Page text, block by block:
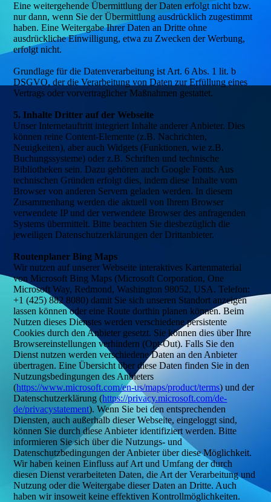
Eine weitergehende Übermittlung der Daten erfolgt nicht bzw.
nur dann, wenn Sie der Übermittlung ausdrücklich zugestimmt
haben. Eine Weitergabe Ihrer Daten an Dritte ohne
ausdrückliche Einwilligung, etwa zu Zwecken der Werbung,
erfolgt nicht.
Grundlage für die Datenverarbeitung ist Art. 6 Abs. 1 lit. b
DSGVO, der die Verarbeitung von Daten zur Erfüllung eines
Vertrags oder vorvertraglicher Maßnahmen gestattet.
5. Inhalte Dritter auf der Webseite
Unser Internetauftritt integriert Inhalte anderer Anbieter. Dies
können reine Content-Elemente (z.B. Nachrichten,
Neuigkeiten), aber auch Widgets (Funktionen, wie z.B.
Buchungssysteme) oder z.B. Schriften und technische
Bibliotheken sein. Dazu gehören auch Google Fonts. Aus
technischen Gründen erfolgt dies, indem diese Inhalte vom
Browser von anderen Servern geladen werden. In diesem
Zusammenhang werden die aktuell von Ihrem Browser
verwendete IP und der verwendete Browser des anfragenden
Systems übermittelt. Bitte beachten Sie diesbezüglich die
jeweiligen Datenschutzerklärungen der Drittanbieter.
Routenplaner Bing Maps
Wir nutzen auf unserer Webseite interaktives Kartenmaterial
von Microsoft Bing Maps (Microsoft Corporation, One
Microsoft Way, Redmond, Washington 98052, USA. Telefon:
+1 (425) 882 8080) damit Sie sich unseren Standort anzeigen
lassen können oder eine Route dorthin planen können. Beim
Nutzen dieses Dienstes werden verschiedene persistente
Cookies durch den Anbieter gesetzt. Sie können dies über Ihre
Browsereinstellungen verhindern (Opt-Out). Falls Sie den
Dienst nutzen werden verschiedene Daten an den Anbieter
übertragen. Eine Übersicht über diese Daten finden Sie in den
Nutzungsbedingungen des Anbieters
(https://www.microsoft.com/en-us/maps/product/terms) und der
Datenschutzerklärung (https://privacy.microsoft.com/de-
de/privacystatement). Wenn Sie bei den entsprechenden
Diensten, auch außerhalb dieser Webseite, eingeloggt sind,
können Sie durch diese Anbieter identifiziert werden. Bitte
informieren Sie sich über die Nutzungs- und
Datenschutzbedingungen der Anbieter über diese Möglichkeit.
Wir haben keinen Einfluss auf Art und Umfang der durch
diesen Dienst verarbeiteten Daten, die Art der Verarbeitung und
Nutzung oder die Weitergabe dieser Daten an Dritte. Auch
haben wir insoweit keine effektiven Kontrollmöglichkeiten.